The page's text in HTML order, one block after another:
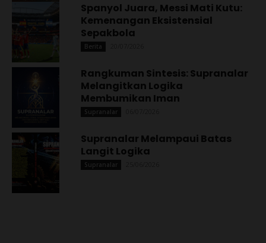
Spanyol Juara, Messi Mati Kutu:
Kemenangan Eksistensial
Sepakbola
Berita
Rangkuman Sintesis: Supranalar
Melangitkan Logika
Membumikan Iman
Supranalar
Supranalar Melampaui Batas
Langit Logika
Supranalar